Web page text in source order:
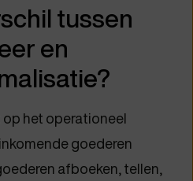
tussen
en
het operationeel
goederen
afboeken, tellen,